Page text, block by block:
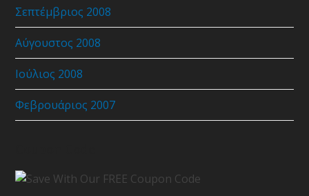
Σεπτέμβριος 2008
Αύγουστος 2008
Ιούλιος 2008
Φεβρουάριος 2007